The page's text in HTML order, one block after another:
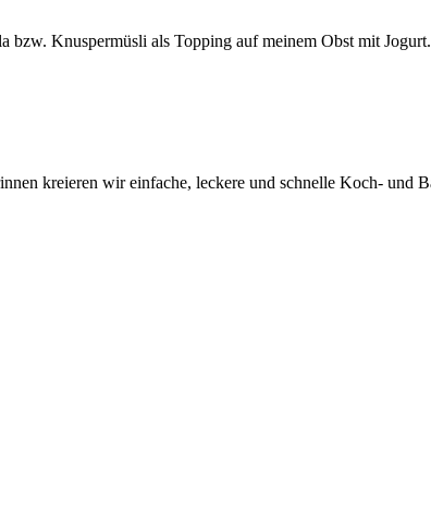
bzw. Knuspermüsli als Topping auf meinem Obst mit
kreieren wir einfache, leckere und schnelle Koch- und